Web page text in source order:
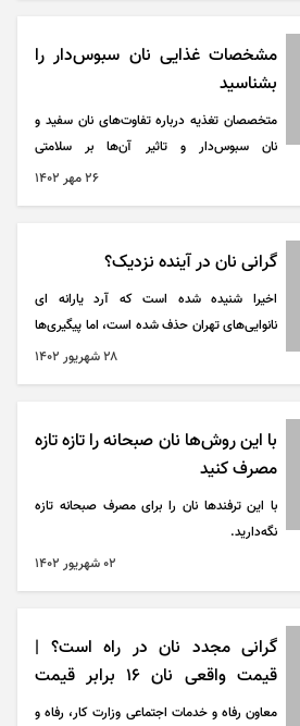
مشخصات غذایی نان سبوس‌دار را
بشناسید
متخصصان تغذیه درباره تفاوت‌های نان سفید و
نان سبوس‌دار و تاثیر آن‌ها بر سلامتی
۲۶ مهر ۱۴۰۲
گرانی نان در آینده نزدیک؟
اخیرا شنیده شده است که آرد یارانه ای
نانوایی‌های تهران حذف شده است، اما پیگیری‌ها
نشان می‌دهد که آرد یارانه‌ای حدود ۳۰۰ نانوایی
۲۸ شهريور ۱۴۰۲
با این روش‌ها نان صبحانه را تازه تازه
مصرف کنید
با این ترفندها نان را برای مصرف صبحانه تازه
نگه‌دارید.
۰۲ شهريور ۱۴۰۲
گرانی مجدد نان در راه است؟ |
قیمت واقعی نان ۱۶ برابر قیمت
کنونی است!
معاون رفاه و خدمات اجتماعی وزارت کار، رفاه و